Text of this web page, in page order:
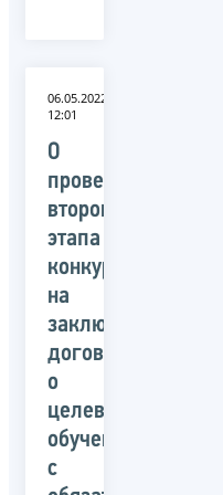
06.05.2022
12:01
О
проведении
второго
этапа
конкурса
на
заключение
договора
о
целевом
обучении
с